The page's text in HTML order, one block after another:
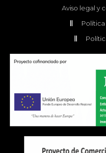
Aviso legal y